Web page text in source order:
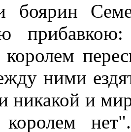
боярин
ними
никакой и